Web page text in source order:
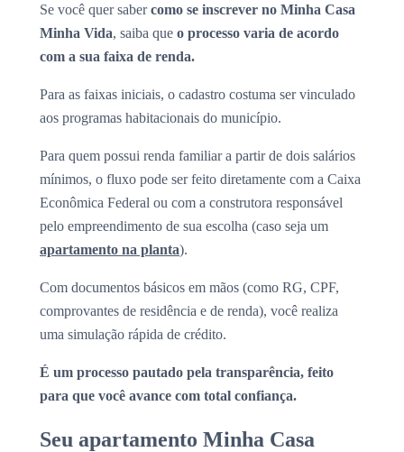
Se você quer sabercomo se inscrever no Minha Casa
Minha Vida, saiba que o processo varia de acordo
com a sua faixa de renda.
Para as faixas iniciais, o cadastro costuma ser vinculado
aos programas habitacionais do município.
Para quem possui renda familiar a partir de dois salários
mínimos, o fluxo pode ser feito diretamente com a Caixa
Econômica Federal ou com a construtora responsável
pelo empreendimento de sua escolha (caso seja um
apartamento na planta).
Com documentos básicos em mãos (como RG, CPF,
comprovantes de residência e de renda), você realiza
uma simulação rápida de crédito.
É um processo pautado pela transparência, feito
para que você avance com total confiança.
Seu apartamento Minha Casa